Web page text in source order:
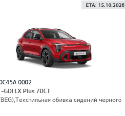
ETA: 15.10.2026
0002
LX Plus 7DCT
обивка сидений черного